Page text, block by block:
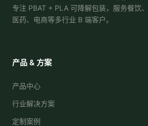
专注 PBAT + PLA 可降解包装，服务餐饮、
医药、电商等多行业 B 端客户。
产品 & 方案
产品中心
行业解决方案
定制案例